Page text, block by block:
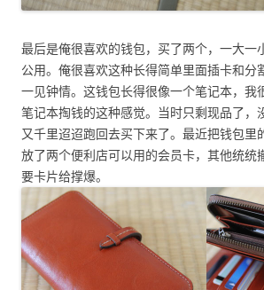
最后是俺很喜欢的钱包，买了两个，一大一
公用。俺很喜欢这种长得简单里面插卡和分
一见钟情。这钱包长得很像一个笔记本，我
笔记本掏钱的这种感觉。当时只剩现品了，
又千里迢迢跑回去买下来了。最近把钱包里
放了两个便利店可以用的会员卡，其他统统
要卡片给撑爆。